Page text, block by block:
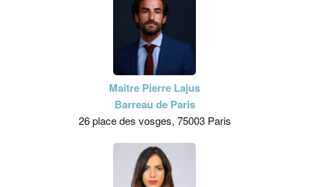
Maître Pierre Lajus
Barreau de Paris
26 place des vosges, 75003 Paris